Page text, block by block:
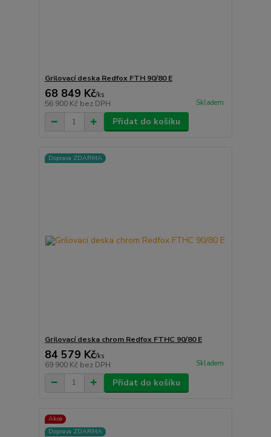
Grilovací deska Redfox FTH 90/80 E
68 849 Kč/ks
56 900 Kč bez DPH Skladem
Přidat do košíku
Doprava ZDARMA
Grilovací deska chrom Redfox FTHC 90/80 E
84 579 Kč/ks
69 900 Kč bez DPH Skladem
Přidat do košíku
Akce
Doprava ZDARMA